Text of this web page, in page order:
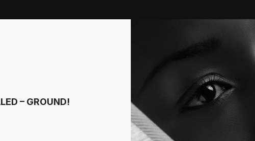
– GROUND!